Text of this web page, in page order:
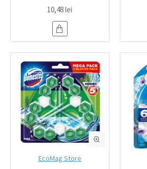
10,48 lei
EcoMag Store